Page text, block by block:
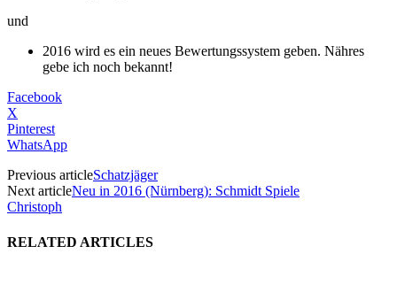
und
2016 wird es ein neues Bewertungssystem geben. Nähres
gebe ich noch bekannt!
Facebook
X
Pinterest
WhatsApp
Previous articleSchatzjäger
Next articleNeu in 2016 (Nürnberg): Schmidt Spiele
Christoph
RELATED ARTICLES